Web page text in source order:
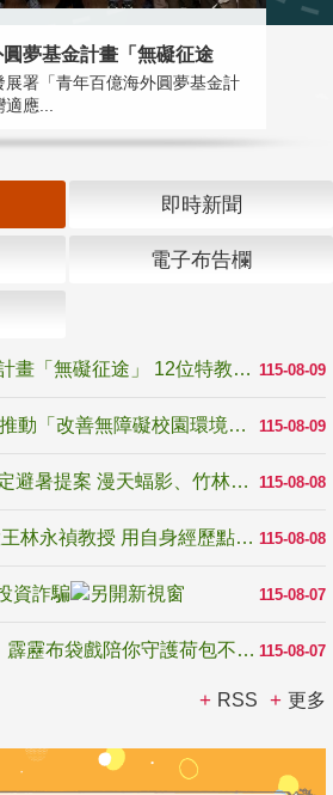
夢基金計畫「無礙征途
展署「青年百億海外圓夢基金計
適應...
即時新聞
電子布告欄
115-08-09
青年百億海外圓夢基金計畫「無礙征途」 12位特教與弱勢青年勇闖西班牙 跨越感官限制見證生命蛻變
115-08-09
國教署補助22縣市積極推動「改善無障礙校園環境計畫」 打造友善、安全、無礙學習空間
115-08-08
青年壯遊點精選夏夜限定避暑提案 漫天蝠影、竹林尋蛙、茶香夜觀 邀青年暮色出發
115-08-08
教育家人物典範 發明大王林永禎教授 用自身經歷點亮學生的路
115-08-07
資詐騙
115-08-07
反詐騙宣導_防詐有道，霹靂布袋戲陪你守護荷包不受騙
RSS 更多